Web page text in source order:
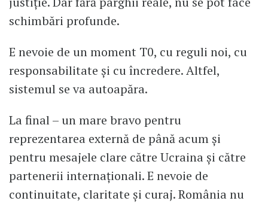
schimbări profunde.
E nevoie de un moment T0, cu reguli noi, cu
responsabilitate și cu încredere. Altfel,
sistemul se va autoapăra.
La final – un mare bravo pentru
reprezentarea externă de până acum și
pentru mesajele clare către Ucraina și către
partenerii internaționali. E nevoie de
continuitate, claritate și curaj. România nu